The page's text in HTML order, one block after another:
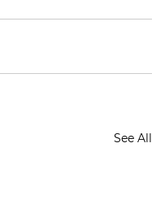
See All